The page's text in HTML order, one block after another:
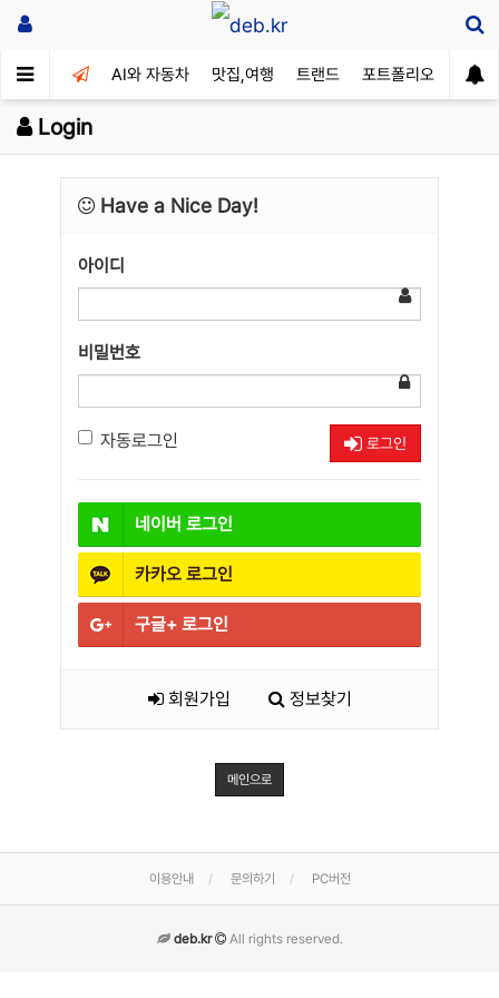
AI와 자동차 맛집,여행 트랜드 포트폴리오
Login
Have a Nice Day!
아이디
비밀번호
자동로그인 로그인
네이버 로그인
카카오 로그인
구글+ 로그인
회원가입 정보찾기
메인으로
이용안내 문의하기 PC버전
deb.kr All rights reserved.